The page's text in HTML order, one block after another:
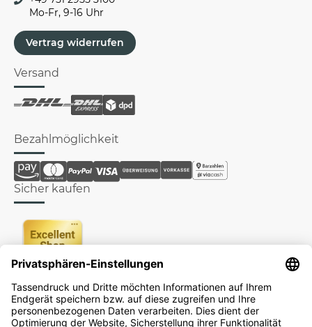
Mo-Fr, 9-16 Uhr
Vertrag widerrufen
Versand
Bezahlmöglichkeit
Sicher kaufen